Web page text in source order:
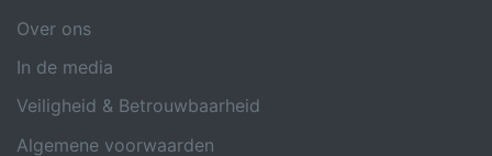
Over ons
In de media
Veiligheid & Betrouwbaarheid
Algemene voorwaarden